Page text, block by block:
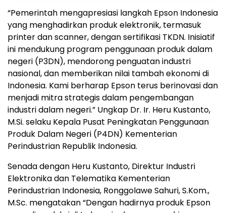
“Pemerintah mengapresiasi langkah Epson Indonesia
yang menghadirkan produk elektronik, termasuk
printer dan scanner, dengan sertifikasi TKDN. Inisiatif
ini mendukung program penggunaan produk dalam
negeri (P3DN), mendorong penguatan industri
nasional, dan memberikan nilai tambah ekonomi di
Indonesia. Kami berharap Epson terus berinovasi dan
menjadi mitra strategis dalam pengembangan
industri dalam negeri.” Ungkap Dr. Ir. Heru Kustanto,
M.Si. selaku Kepala Pusat Peningkatan Penggunaan
Produk Dalam Negeri (P4DN) Kementerian
Perindustrian Republik Indonesia.
Senada dengan Heru Kustanto, Direktur Industri
Elektronika dan Telematika Kementerian
Perindustrian Indonesia, Ronggolawe Sahuri, S.Kom.,
M.Sc. mengatakan “Dengan hadirnya produk Epson